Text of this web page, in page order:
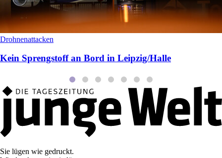
Drohnenattacken
Kein Sprengstoff an Bord in Leipzig/Halle
Sie lügen wie gedruckt.